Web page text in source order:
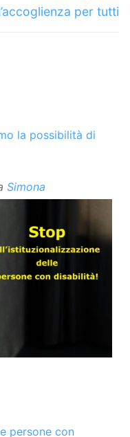
per tutti
la possibilità di
Simona
persone con